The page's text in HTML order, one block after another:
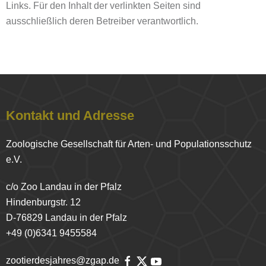
Links. Für den Inhalt der verlinkten Seiten sind
ausschließlich deren Betreiber verantwortlich.
Kontakt und Adresse
Zoologische Gesellschaft für Arten- und Populationsschutz
e.V.
c/o Zoo Landau in der Pfalz
Hindenburgstr. 12
D-76829 Landau in der Pfalz
+49 (0)6341 9455584
zootierdesjahres@zgap.de